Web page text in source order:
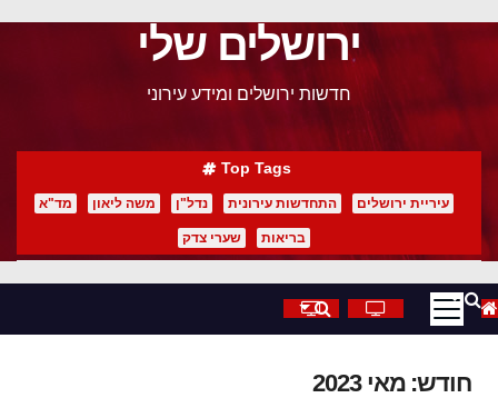
ירושלים שלי
חדשות ירושלים ומידע עירוני
Top Tags
עיריית ירושלים התחדשות עירונית נדל"ן משה ליאון מד"א
בריאות שערי צדק
חודש:מאי 2023